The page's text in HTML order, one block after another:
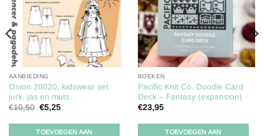
AANBIEDING
Onion 20020, kidswear set
jurk, jas en muts
€10,50 Oorspronkelijke
was:
€10,50.
€5,25Huidige
is:
€5,25.
TOEVOEGEN AAN
BOEKEN
Pacific Knit Co. Doodle Card
Deck – Fantasy (expansion)
€23,95
TOEVOEGEN AAN